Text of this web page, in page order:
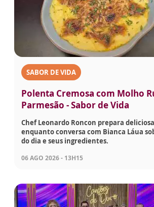
SABOR DE VIDA
Polenta Cremosa com Molho
Parmesão - Sabor de Vida
Chef Leonardo Roncon prepara
enquanto conversa com Bianca Láua
do dia e seus ingredientes.
06 AGO 2026 - 13H15